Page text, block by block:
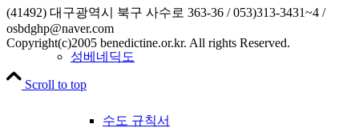
성베네딕도
수도 규칙서
(41492) 대구광역시 북구 사수로 363-36 / 053)313-3431~4 /
osbdghp@naver.com
Copyright(c)2005 benedictine.or.kr. All rights Reserved.
Scroll to top